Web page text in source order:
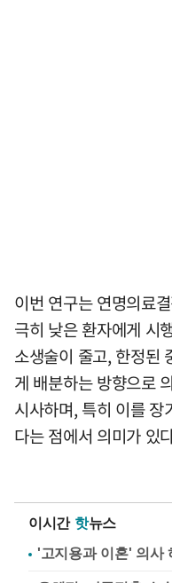
이번 연구는 연명의료
극히 낮은 환자에게 시
소생술이 줄고, 한정된
게 배분하는 방향으로
시사하며, 특히 이를
다는 점에서 의미가 있
이시간 핫뉴스
'고지용과 이혼' 의사